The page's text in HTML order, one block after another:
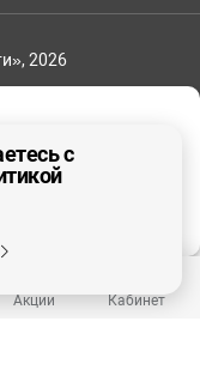
Акции Кабинет
2026
с